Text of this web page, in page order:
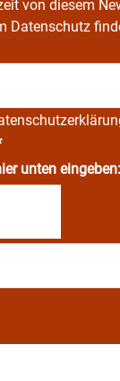
von diesem
Datenschutz
unten eingeben: